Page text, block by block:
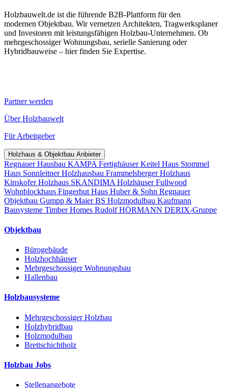
Holzbauwelt.de ist die führende B2B-Plattform für den
modernen Objektbau. Wir vernetzen Architekten, Tragwerksplaner
und Investoren mit leistungsfähigen Holzbau-Unternehmen. Ob
mehrgeschossiger Wohnungsbau, serielle Sanierung oder
Hybridbauweise – hier finden Sie Expertise.
Partner werden
Über Holzbauwelt
Für Arbeitgeber
Holzhaus & Objektbau Anbieter
Regnauer Hausbau KAMPA FertighäuserKeitel Haus Stommel
Haus Sonnleitner Holzhausbau Frammelsberger Holzhaus
Kinskofer Holzhaus SKANDIMA HolzhäuserFullwood
Wohnblockhaus Fingerhut Haus Huber & Sohn Regnauer
Objektbau Gumpp & MaierBS Holzmodulbau Kaufmann
Bausysteme Timber Homes Rudolf HÖRMANN DERIX-Gruppe
Objektbau
Bürogebäude
Holzhochhäuser
Mehrgeschossiger Wohnungsbau
Hallenbau
Holzbausysteme
Mehrgeschossiger Holzbau
Holzhybridbau
Holzmodulbau
Brettschichtholz
Holzbau Jobs
Stellenangebote